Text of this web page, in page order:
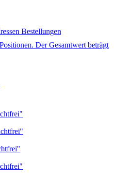
Bestellungen
Der Gesamtwert beträgt